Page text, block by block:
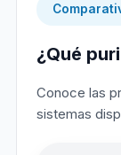
¿Qué
Conoce las
sistemas